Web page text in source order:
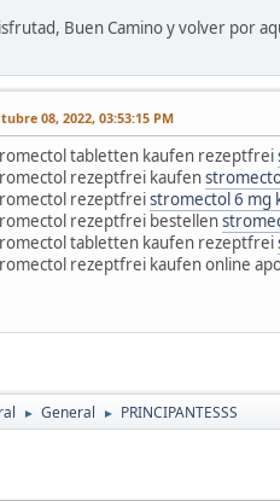
Buen Camino y volver por
08, 2022, 03:53:15 PM
tabletten kaufen rezeptfrei
rezeptfrei kaufen
rezeptfreistromectol 6 mg
rezeptfrei bestellen
tabletten kaufen rezeptfrei
rezeptfrei kaufen online
► General ► PRINCIPANTESSS